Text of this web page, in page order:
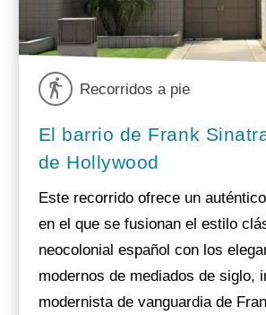
Recorridos a pie
El barrio de Frank
de Hollywood
Este recorrido ofrece un
en el que se fusionan el estilo
neocolonial español con los
modernos de mediados de siglo,
modernista de vanguardia de